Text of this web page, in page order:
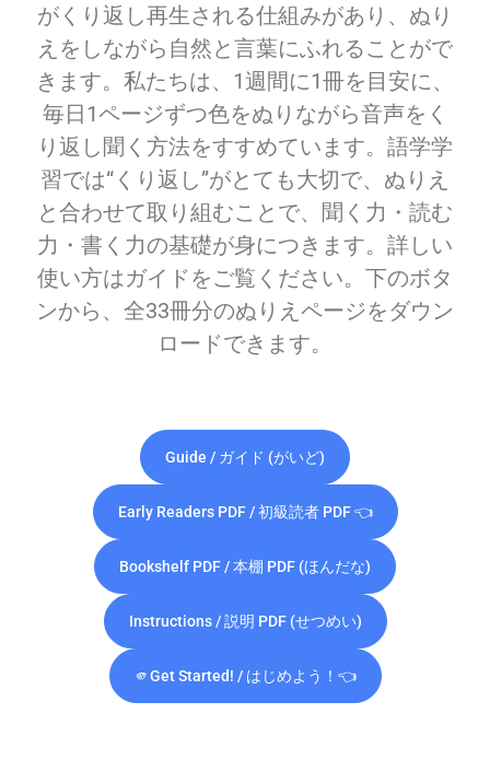
がくり返し再生される仕組みがあり、ぬり
えをしながら自然と言葉にふれることがで
きます。私たちは、1週間に1冊を目安に、
毎日1ページずつ色をぬりながら音声をく
り返し聞く方法をすすめています。語学学
習では“くり返し”がとても大切で、ぬりえ
と合わせて取り組むことで、聞く力・読む
力・書く力の基礎が身につきます。詳しい
使い方はガイドをご覧ください。下のボタ
ンから、全33冊分のぬりえページをダウン
ロードできます。
Guide / ガイド (がいど)
Early Readers PDF / 初級読者 PDF 👈
Bookshelf PDF / 本棚 PDF (ほんだな)
Instructions / 説明 PDF (せつめい)
🫵Get Started! / はじめよう！👈